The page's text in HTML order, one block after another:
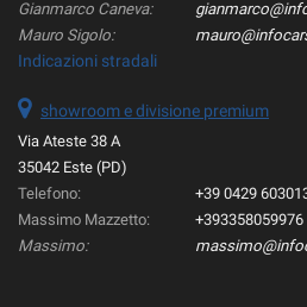
Gianmarco Caneva:
Mauro Sigolo:
Indicazioni stradali
showroom e divisione premium
Via Ateste 38 A
35042 Este (PD)
Telefono:
+39 0429
Massimo Mazzetto:
+393358059976
Massimo: